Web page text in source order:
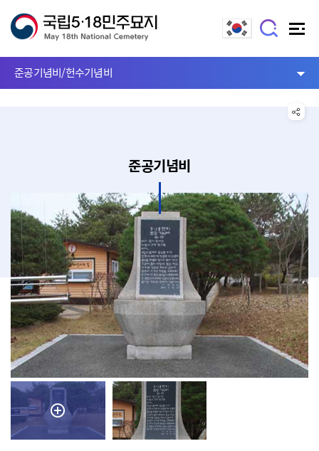
준공기념비/헌수기념비
준공기념비